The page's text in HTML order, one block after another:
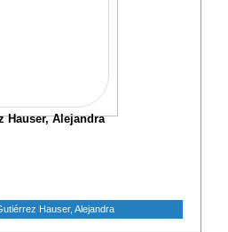
Hauser, Alejandra
Hauser, Alejandra